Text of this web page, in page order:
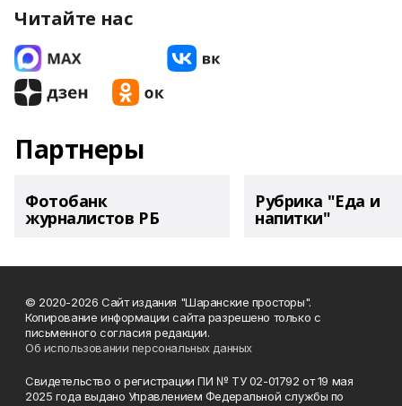
Читайте нас
Партнеры
Фотобанк
журналистов РБ
Рубрика "Еда и
напитки"
© 2020-2026 Сайт издания "Шаранские просторы".
Копирование информации сайта разрешено только с
письменного согласия редакции.
Об использовании персональных данных
Свидетельство о регистрации ПИ № ТУ 02-01792 от 19 мая
2025 года выдано Управлением Федеральной службы по